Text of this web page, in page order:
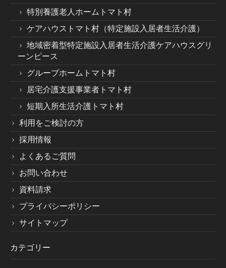
特別養護老人ホームトマト村
ケアハウストマト村（特定施設入居者生活介護）
地域密着型特定施設入居者生活介護ケアハウスグリ
ーンピース
グループホームトマト村
居宅介護支援事業者トマト村
短期入所生活介護トマト村
利用をご検討の方
採用情報
よくあるご質問
お問い合わせ
資料請求
プライバシーポリシー
サイトマップ
カテゴリー